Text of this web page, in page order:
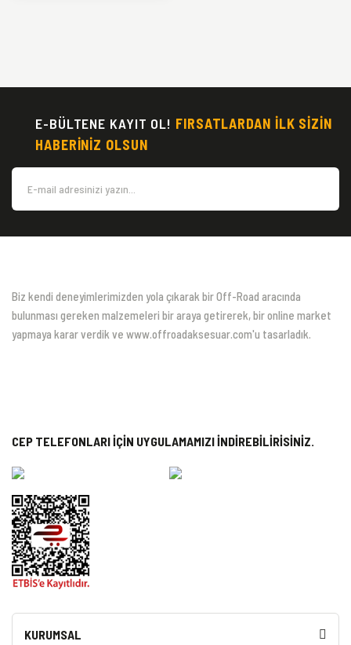
E-BÜLTENE KAYIT OL! FIRSATLARDAN İLK SİZİN
HABERİNİZ OLSUN
Biz kendi deneyimlerimizden yola çıkarak bir Off-Road aracında
bulunması gereken malzemeleri bir araya getirerek, bir online market
yapmaya karar verdik ve www.offroadaksesuar.com'u tasarladık.
CEP TELEFONLARI İÇİN UYGULAMAMIZI İNDİREBİLİRİSİNİZ.
KURUMSAL